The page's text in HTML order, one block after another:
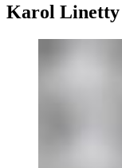
Karol Linetty